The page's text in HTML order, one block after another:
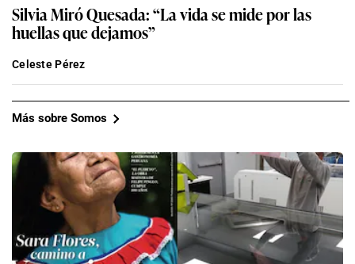
Silvia Miró Quesada: “La vida se mide por las
huellas que dejamos”
Celeste Pérez
Más sobre Somos